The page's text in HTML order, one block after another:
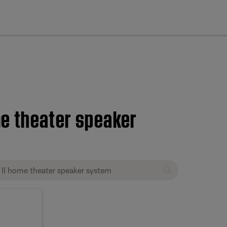
theater speaker